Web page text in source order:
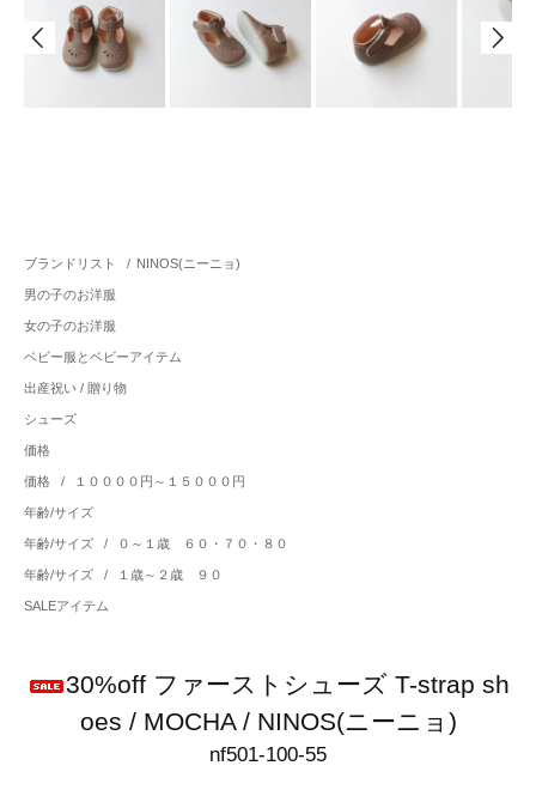
ブランドリスト / NINOS(ニーニョ)
男の子のお洋服
女の子のお洋服
ベビー服とベビーアイテム
出産祝い / 贈り物
シューズ
価格
価格 / １００００円～１５０００円
年齢/サイズ
年齢/サイズ / ０～１歳 ６０・７０・８０
年齢/サイズ / １歳～２歳 ９０
SALEアイテム
30%off ファーストシューズ T-strap sh
oes / MOCHA / NINOS(ニーニョ)
nf501-100-55